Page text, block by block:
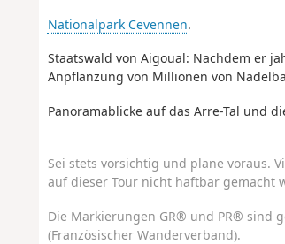
Nationalpark Cevennen.
Staatswald von Aigoual: Nachdem er
Anpflanzung von Millionen von
Panoramablicke auf das Arre-Tal und
Sei stets vorsichtig und plane voraus.
auf dieser Tour nicht haftbar gemacht
Die Markierungen GR® und PR® sind
(Französischer Wanderverband).